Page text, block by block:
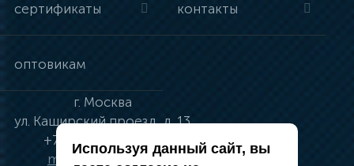
сертификаты контакты
оптовикам
г. Москва
ул. Каширский проезд, д. 13
+7 (495) 134-41-83
moskva@vincci.ru
Используя данный сайт, вы